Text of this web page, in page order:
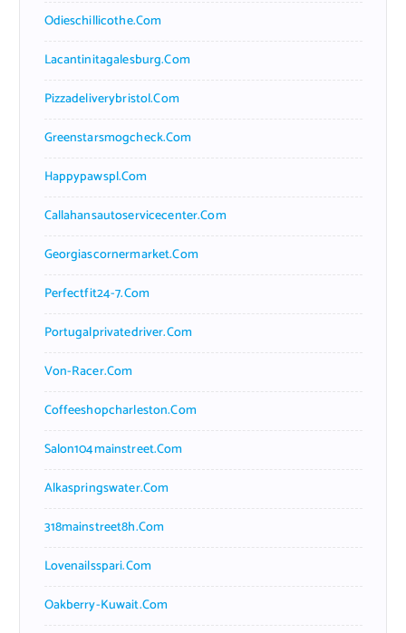
Odieschillicothe.com
Lacantinitagalesburg.com
Pizzadeliverybristol.com
Greenstarsmogcheck.com
Happypawspl.com
Callahansautoservicecenter.com
Georgiascornermarket.com
Perfectfit24-7.com
Portugalprivatedriver.com
Von-Racer.com
Coffeeshopcharleston.com
Salon104mainstreet.com
Alkaspringswater.com
318mainstreet8h.com
Lovenailsspari.com
Oakberry-Kuwait.com